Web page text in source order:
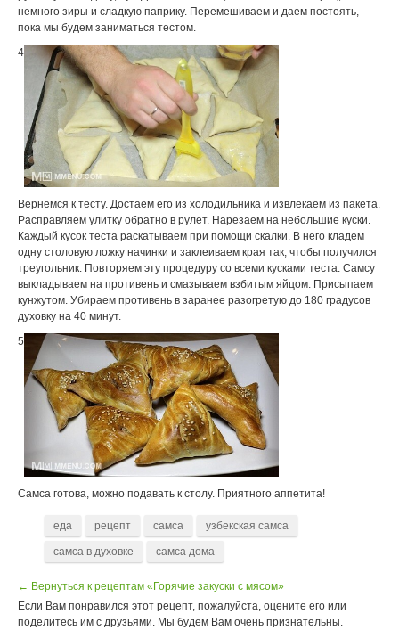
немного зиры и сладкую паприку. Перемешиваем и даем постоять,
пока мы будем заниматься тестом.
4
Вернемся к тесту. Достаем его из холодильника и извлекаем из пакета.
Расправляем улитку обратно в рулет. Нарезаем на небольшие куски.
Каждый кусок теста раскатываем при помощи скалки. В него кладем
одну столовую ложку начинки и заклеиваем края так, чтобы получился
треугольник. Повторяем эту процедуру со всеми кусками теста. Самсу
выкладываем на противень и смазываем взбитым яйцом. Присыпаем
кунжутом. Убираем противень в заранее разогретую до 180 градусов
духовку на 40 минут.
5
Самса готова, можно подавать к столу. Приятного аппетита!
еда рецепт самса узбекская самса
самса в духовке самса дома
← Вернуться к рецептам «Горячие закуски с мясом»
Если Вам понравился этот рецепт, пожалуйста, оцените его или
поделитесь им с друзьями. Мы будем Вам очень признательны.